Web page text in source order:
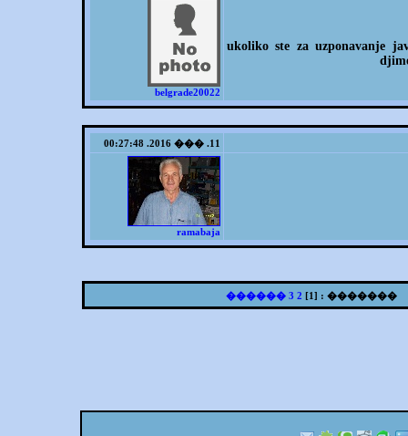
ukoliko ste za uzponavanje
belgrade20022
11. ��� 2016. 00:27:48
ramabaja
������� : [
1
]
2
3
������